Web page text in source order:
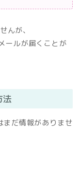
んが、
ールが届くことが
法
だ情報がありませ